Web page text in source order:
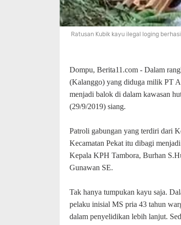
Ratusan Kubik kayu ilegal loging
Dompu, Berita11.com - Dalam
(Kalanggo) yang diduga milik PT
menjadi balok di dalam kawasan
(29/9/2019) siang.
Patroli gabungan yang terdiri dari
Kecamatan Pekat itu dibagi
Kepala KPH Tambora, Burhan
Gunawan SE.
Tak hanya tumpukan kayu saja.
pelaku inisial MS pria 43 tahun
dalam penyelidikan lebih lanjut.